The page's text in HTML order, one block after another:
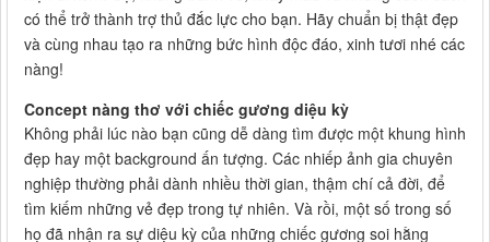
có thể trở thành trợ thủ đắc lực cho bạn. Hãy chuẩn bị thật đẹp
và cùng nhau tạo ra những bức hình độc đáo, xinh tươi nhé các
nàng!
Concept nàng thơ với chiếc gương diệu kỳ
Không phải lúc nào bạn cũng dễ dàng tìm được một khung hình
đẹp hay một background ấn tượng. Các nhiếp ảnh gia chuyên
nghiệp thường phải dành nhiều thời gian, thậm chí cả đời, để
tìm kiếm những vẻ đẹp trong tự nhiên. Và rồi, một số trong số
họ đã nhận ra sự diệu kỳ của những chiếc gương soi hằng